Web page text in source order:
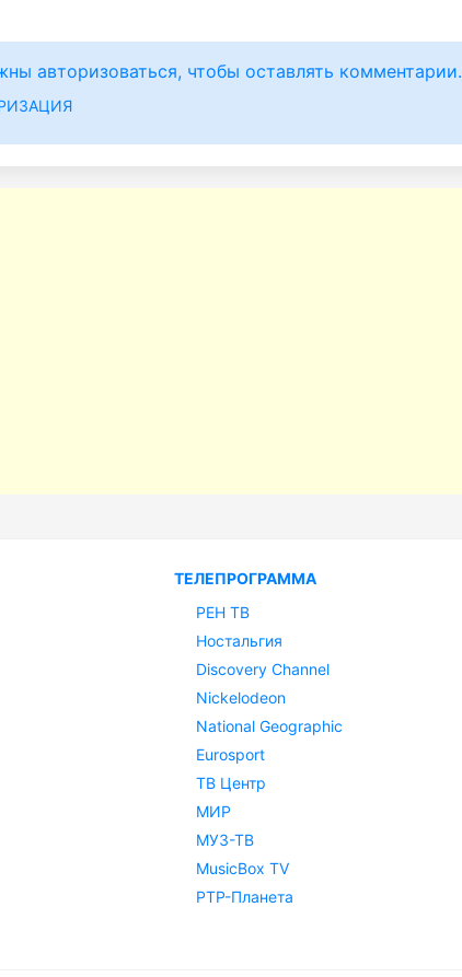
авторизоваться, чтобы оставлять комментарии.
ТЕЛЕПРОГРАММА
РЕН ТВ
Ностальгия
Discovery Channel
Nickelodeon
National Geographic
Eurosport
ТВ Центр
МИР
МУЗ-ТВ
MusicBox TV
РТР-Планета